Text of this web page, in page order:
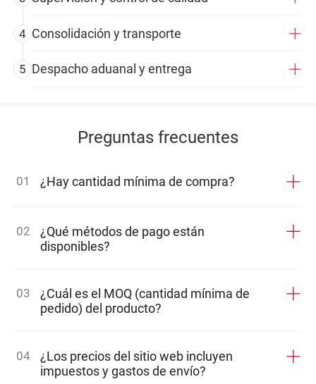
4 Consolidación y transporte
5 Despacho aduanal y entrega
Preguntas frecuentes
01 ¿Hay cantidad mínima de compra?
02
¿Qué métodos de pago están
disponibles?
03
¿Cuál es el MOQ (cantidad mínima de
pedido) del producto?
04
¿Los precios del sitio web incluyen
impuestos y gastos de envío?